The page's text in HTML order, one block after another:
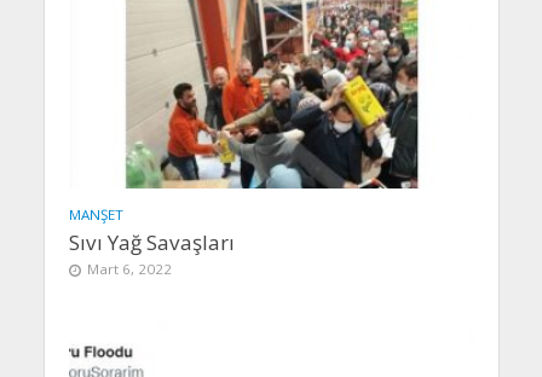
MANŞET
Sıvı Yağ Savaşları
Mart 6, 2022